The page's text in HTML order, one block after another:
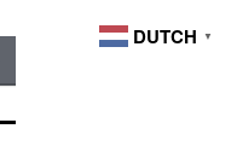
DUTCH ▼